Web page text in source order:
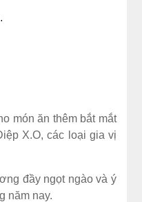
món ăn thêm bắt mắt
X.O, các loại gia vị
đầy ngọt ngào và ý
năm nay.